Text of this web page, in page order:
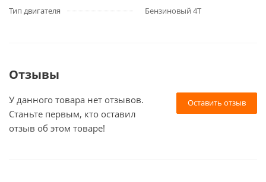
Тип двигателя
Бензиновый 4Т
Отзывы
Оставить отзыв
У данного товара нет отзывов.
Станьте первым, кто оставил
отзыв об этом товаре!